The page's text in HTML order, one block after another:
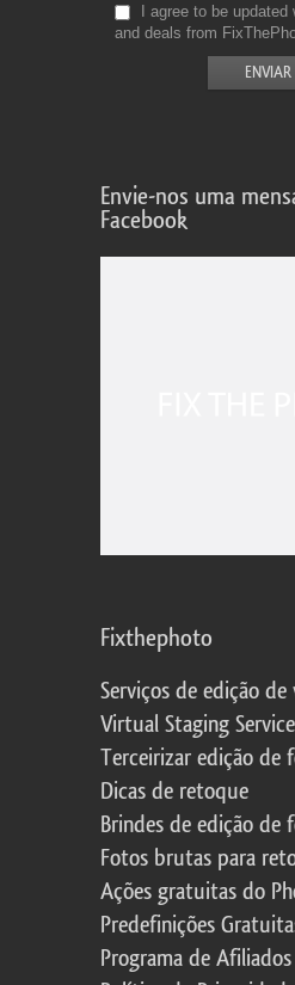
I agree to be
and deals from
Envie-nos uma
Facebook
Fixthephoto
Serviços de edição de
Virtual Staging
Terceirizar edição de
Dicas de retoque
Brindes de edição de
Fotos brutas para
Ações gratuitas do
Predefinições
Programa de Afiliados